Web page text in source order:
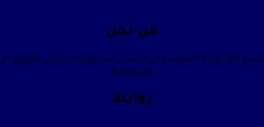
من نحن
القانونية المتمثلة في أعمال المحتوى القانوني للفروع
السعودية.
روابط